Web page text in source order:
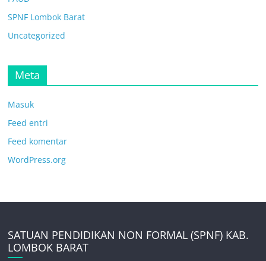
SPNF Lombok Barat
Uncategorized
Meta
Masuk
Feed entri
Feed komentar
WordPress.org
SATUAN PENDIDIKAN NON FORMAL (SPNF) KAB.
LOMBOK BARAT